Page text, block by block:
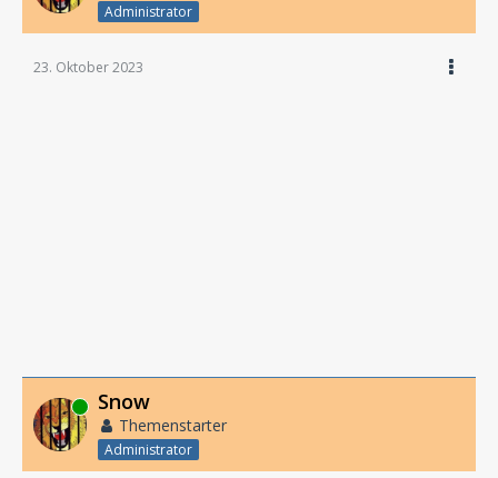
Administrator
23. Oktober 2023
Online Snow
Themenstarter
Administrator